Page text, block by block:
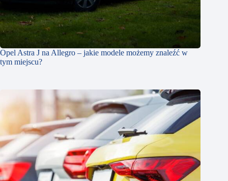
Opel Astra J na Allegro – jakie modele możemy znaleźć w
tym miejscu?